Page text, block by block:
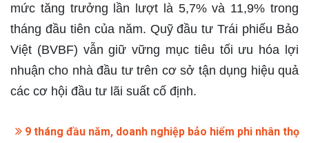
mức tăng trưởng lần lượt là 5,7% và 11,9% trong
tháng đầu tiên của năm. Quỹ đầu tư Trái phiếu Bảo
Việt (BVBF) vẫn giữ vững mục tiêu tối ưu hóa lợi
nhuận cho nhà đầu tư trên cơ sở tận dụng hiệu quả
các cơ hội đầu tư lãi suất cố định.
9 tháng đầu năm, doanh nghiệp bảo hiểm phi nhân thọ